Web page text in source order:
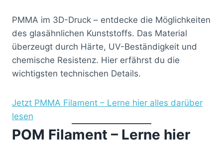
PMMA im 3D-Druck – entdecke die Möglichkeiten
des glasähnlichen Kunststoffs. Das Material
überzeugt durch Härte, UV-Beständigkeit und
chemische Resistenz. Hier erfährst du die
wichtigsten technischen Details.
Jetzt PMMA Filament – Lerne hier alles darüber
lesen
POM Filament – Lerne hier